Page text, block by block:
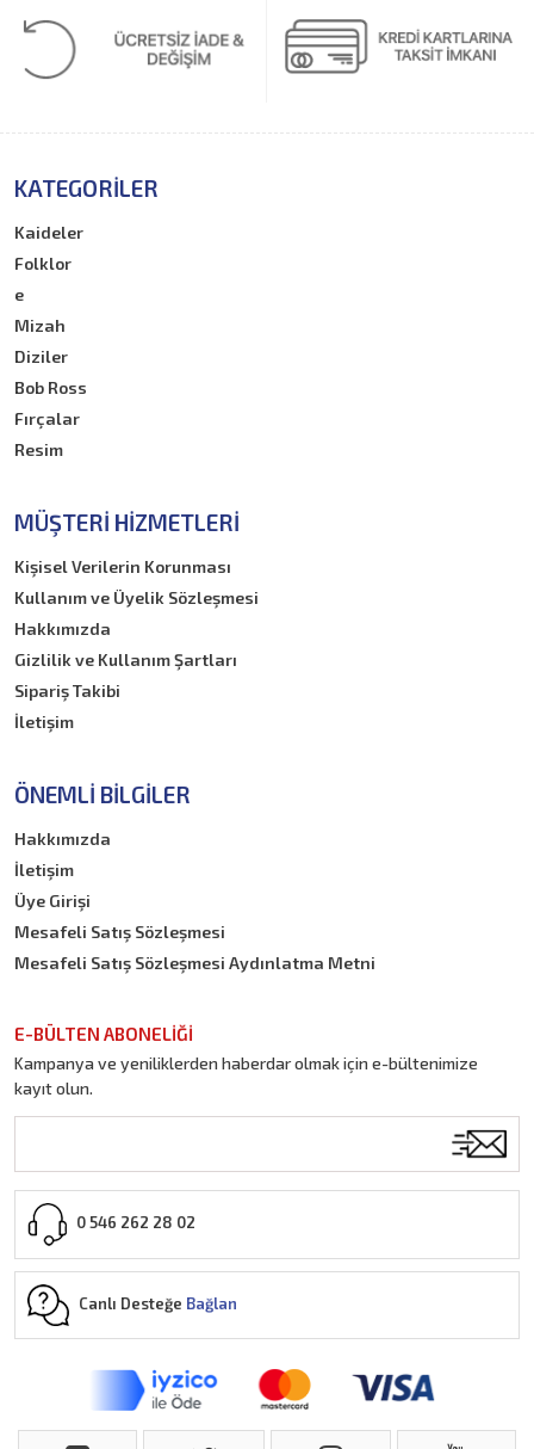
KATEGORILER
Kaideler
Folklor
e
Mizah
Diziler
Bob Ross
Fırçalar
Resim
MÜŞTERI HIZMETLERI
Kişisel Verilerin Korunması
Kullanım ve Üyelik Sözleşmesi
Hakkımızda
Gizlilik ve Kullanım Şartları
Sipariş Takibi
İletişim
ÖNEMLI BILGILER
Hakkımızda
İletişim
Üye Girişi
Mesafeli Satış Sözleşmesi
Mesafeli Satış Sözleşmesi Aydınlatma Metni
E-BÜLTEN ABONELİĞİ
Kampanya ve yeniliklerden haberdar olmak için e-bültenimize
kayıt olun.
0 546 262 28 02
Canlı Desteğe Bağlan